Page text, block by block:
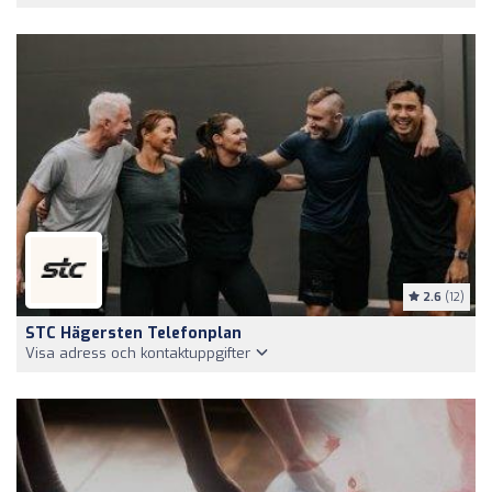
2.6 (12)
STC Hägersten Telefonplan
Visa adress och kontaktuppgifter